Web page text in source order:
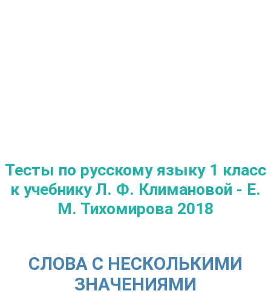
Тесты по русскому языку 1 класс
к учебнику Л. Ф. Климановой - Е.
М. Тихомирова 2018
СЛОВА С НЕСКОЛЬКИМИ
ЗНАЧЕНИЯМИ